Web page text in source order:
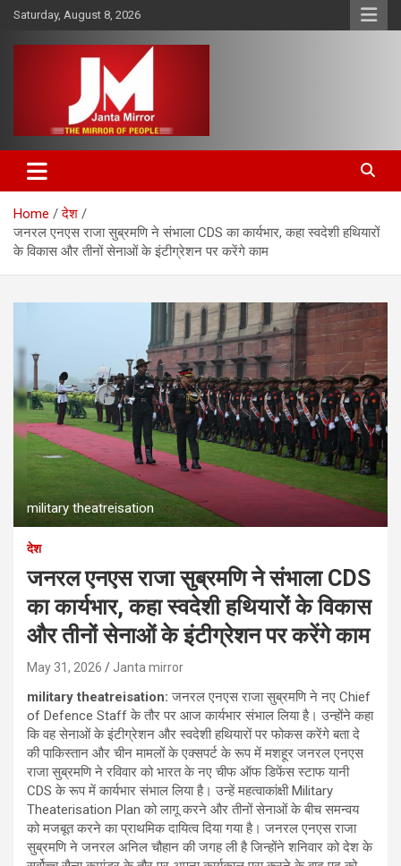
Skip
content
Saturday, August 8, 2026
Janta Mirror
Home
देश
जनरल एनएस राजा सुब्रमणि ने संभाला CDS का कार्यभार, कहा स्वदेशी हथियारों
के विकास और तीनों सेनाओं के इंटीग्रेशन पर करेंगे काम
military theatreisation
देश
जनरल एनएस राजा सुब्रमणि ने संभाला CDS
का कार्यभार, कहा स्वदेशी हथियारों के विकास
और तीनों सेनाओं के इंटीग्रेशन पर करेंगे काम
May 31, 2026 Janta mirror
military theatreisation:जनरल एनएस राजा सुब्रमणि ने नए Chief
of Defence Staff के तौर पर आज कार्यभार संभाल लिया है। उन्होंने कहा
कि वह सेनाओं के इंटीग्रेशन और स्वदेशी हथियारों पर फोकस करेंगे बता दे
की पाकिस्तान और चीन मामलों के एक्सपर्ट के रूप में मशहूर जनरल एनएस
राजा सुब्रमणि ने रविवार को भारत के नए चीफ ऑफ डिफेंस स्टाफ यानी
CDS के रूप में कार्यभार संभाल लिया है। उन्हें महत्वाकांक्षी Military
Theaterisation Plan को लागू करने और तीनों सेनाओं के बीच समन्वय
को मजबूत करने का प्राथमिक दायित्व दिया गया है। जनरल एनएस राजा
सुब्रमणि ने जनरल अनिल चौहान की जगह ली है जिन्होंने शनिवार को देश के